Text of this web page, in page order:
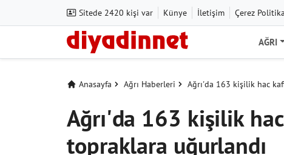
Sitede 2420 kişi var Künye İletişim Çerez
AĞRI
Anasayfa Ağrı Haberleri Ağrı'da 163 kişilik hac
Ağrı'da 163 kişilik
topraklara uğurlandı